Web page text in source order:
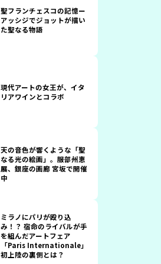
聖フランチェスコの記憶ー
アッシジでジョットが描い
た聖なる物語
現代アートの女王が、イタ
リアワインとコラボ
天の音色が響くような「聖
なる光の絵画」。服部州恵
展、銀座の画廊 宮坂で開催
中
ミラノにパリが殴り込
み！？ 宿命のライバルが手
を組んだアートフェア
「Paris Internationale」
初上陸の裏側とは？